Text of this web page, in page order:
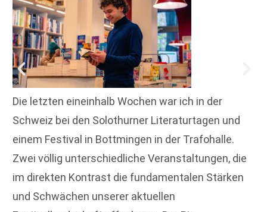
Die letzten eineinhalb Wochen war ich in der
Schweiz bei den Solothurner Literaturtagen und
einem Festival in Bottmingen in der Trafohalle.
Zwei völlig unterschiedliche Veranstaltungen, die
im direkten Kontrast die fundamentalen Stärken
und Schwächen unserer aktuellen